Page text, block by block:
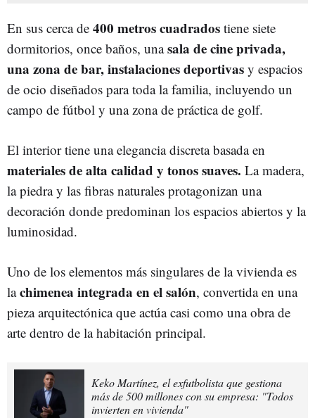
En sus cerca de 400 metros cuadrados tiene siete
dormitorios, once baños, unasala de cine privada,
una zona de bar, instalaciones deportivas y espacios
de ocio diseñados para toda la familia, incluyendo un
campo de fútbol y una zona de práctica de golf.
El interior tiene una elegancia discreta basada en
materiales de alta calidad y tonos suaves. La madera,
la piedra y las fibras naturales protagonizan una
decoración donde predominan los espacios abiertos y la
luminosidad.
Uno de los elementos más singulares de la vivienda es
lachimenea integrada en el salón, convertida en una
pieza arquitectónica que actúa casi como una obra de
arte dentro de la habitación principal.
Keko Martínez, el exfutbolista que gestiona
más de 500 millones con su empresa: "Todos
invierten en vivienda"